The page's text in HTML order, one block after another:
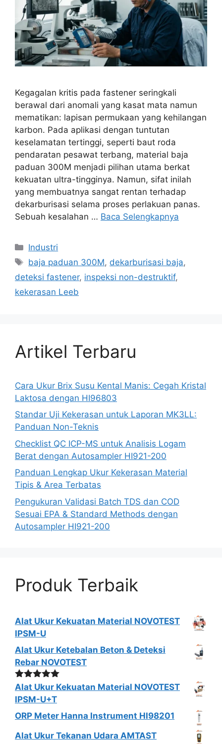
Kegagalan kritis pada fastener seringkali
berawal dari anomali yang kasat mata namun
mematikan: lapisan permukaan yang kehilangan
karbon. Pada aplikasi dengan tuntutan
keselamatan tertinggi, seperti baut roda
pendaratan pesawat terbang, material baja
paduan 300M menjadi pilihan utama berkat
kekuatan ultra-tingginya. Namun, sifat inilah
yang membuatnya sangat rentan terhadap
dekarburisasi selama proses perlakuan panas.
Sebuah kesalahan … Baca Selengkapnya
Industri
baja paduan 300M, dekarburisasi baja,
deteksi fastener, inspeksi non-destruktif,
kekerasan Leeb
Artikel Terbaru
Cara Ukur Brix Susu Kental Manis: Cegah Kristal
Laktosa dengan HI96803
Standar Uji Kekerasan untuk Laporan MK3LL:
Panduan Non-Teknis
Checklist QC ICP-MS untuk Analisis Logam
Berat dengan Autosampler HI921-200
Panduan Lengkap Ukur Kekerasan Material
Tipis & Area Terbatas
Pengukuran Validasi Batch TDS dan COD
Sesuai EPA & Standard Methods dengan
Autosampler HI921-200
Produk Terbaik
Alat Ukur Kekuatan Material NOVOTEST
IPSM-U
Alat Ukur Ketebalan Beton & Deteksi
Rebar NOVOTEST
Dinilai5.00
dari 5
Alat Ukur Kekuatan Material NOVOTEST
IPSM-U+T
ORP Meter Hanna Instrument HI98201
Alat Ukur Tekanan Udara AMTAST